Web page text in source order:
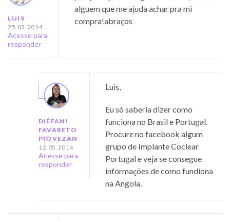
LUIS
25.03.2014
Acesse para
responder
alguem que me ajuda achar pra mi
compra!abraços
DIÉFANI
FAVARETO
PIOVEZAN
12.05.2014
Acesse para
responder
Luis,
Eu só saberia dizer como
funciona no Brasil e Portugal.
Procure no facebook algum
grupo de Implante Coclear
Portugal e veja se consegue
informações de como fundiona
na Angola.